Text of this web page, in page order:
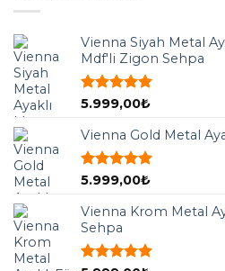
Vienna Siyah Metal
Mdf'li Zigon Sehpa
5 üzerinden
aldı
5.999,00₺
Vienna Gold Metal
5 üzerinden
aldı
5.999,00₺
Vienna Krom Metal
Sehpa